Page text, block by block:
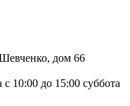
дом 66
10:00 до 15:00 суббота